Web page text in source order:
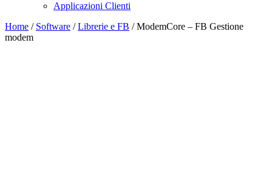
Applicazioni Clienti
Home / Software /Librerie e FB / ModemCore – FB Gestione
modem